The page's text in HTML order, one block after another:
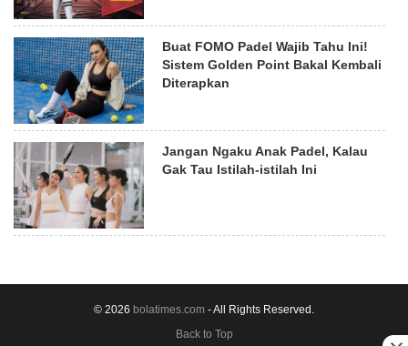
Buat FOMO Padel Wajib Tahu Ini!
Sistem Golden Point Bakal Kembali
Diterapkan
Jangan Ngaku Anak Padel, Kalau
Gak Tau Istilah-istilah Ini
© 2026 bolatimes.com - All Rights Reserved.
Back to Top